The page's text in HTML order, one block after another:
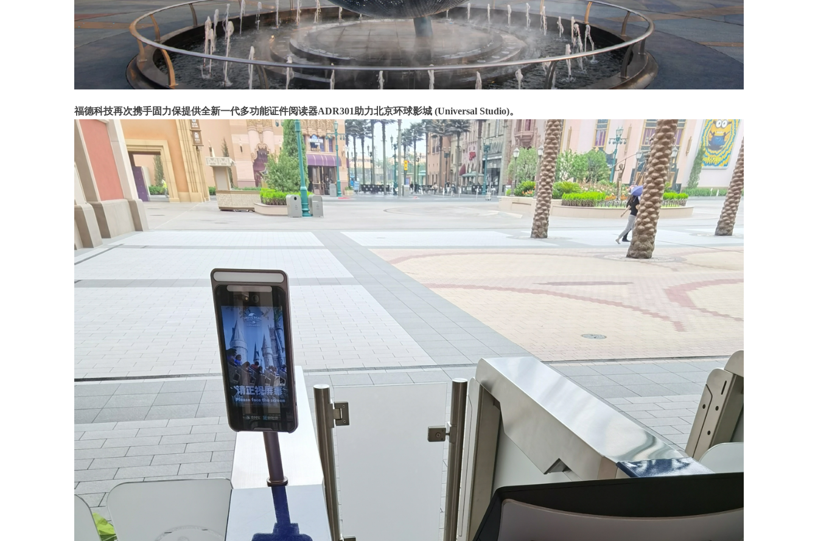
福德科技再次携手固力保提供全新一代多功能证件阅读器ADR301助力北京环球影城 (Universal Studio)。